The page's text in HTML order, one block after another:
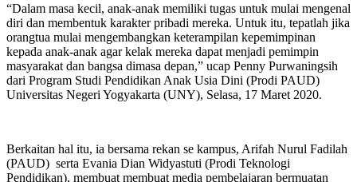
“Dalam masa kecil, anak-anak memiliki tugas untuk mulai mengenal
diri dan membentuk karakter pribadi mereka. Untuk itu, tepatlah jika
orangtua mulai mengembangkan keterampilan kepemimpinan
kepada anak-anak agar kelak mereka dapat menjadi pemimpin
masyarakat dan bangsa dimasa depan,” ucap Penny Purwaningsih
dari Program Studi Pendidikan Anak Usia Dini (Prodi PAUD)
Universitas Negeri Yogyakarta (UNY), Selasa, 17 Maret 2020.
Berkaitan hal itu, ia bersama rekan se kampus, Arifah Nurul Fadilah
(PAUD) serta Evania Dian Widyastuti (Prodi Teknologi
Pendidikan), membuat membuat media pembelajaran bermuatan